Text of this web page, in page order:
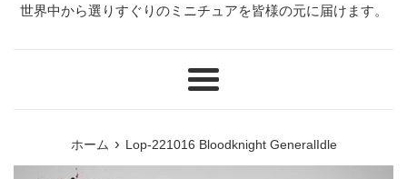
世界中から選りすぐりのミニチュアを皆様の元に届けます。
メ
ホーム › Lop-221016 Bloodknight GeneralIdle